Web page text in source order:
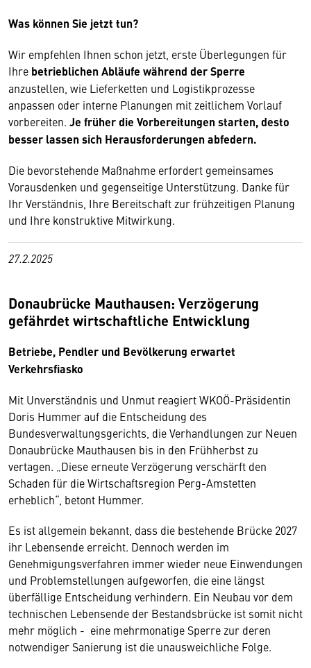
Was können Sie jetzt tun?
Wir empfehlen Ihnen schon jetzt, erste Überlegungen für
Ihre betrieblichen Abläufe während der Sperre
anzustellen, wie Lieferketten und Logistikprozesse
anpassen oder interne Planungen mit zeitlichem Vorlauf
vorbereiten. Je früher die Vorbereitungen starten, desto
besser lassen sich Herausforderungen abfedern.
Die bevorstehende Maßnahme erfordert gemeinsames
Vorausdenken und gegenseitige Unterstützung. Danke für
Ihr Verständnis, Ihre Bereitschaft zur frühzeitigen Planung
und Ihre konstruktive Mitwirkung.
27.2.2025
Donaubrücke Mauthausen: Verzögerung
gefährdet wirtschaftliche Entwicklung
Betriebe, Pendler und Bevölkerung erwartet
Verkehrsfiasko
Mit Unverständnis und Unmut reagiert WKOÖ-Präsidentin
Doris Hummer auf die Entscheidung des
Bundesverwaltungsgerichts, die Verhandlungen zur Neuen
Donaubrücke Mauthausen bis in den Frühherbst zu
vertagen. „Diese erneute Verzögerung verschärft den
Schaden für die Wirtschaftsregion Perg-Amstetten
erheblich“, betont Hummer.
Es ist allgemein bekannt, dass die bestehende Brücke 2027
ihr Lebensende erreicht. Dennoch werden im
Genehmigungsverfahren immer wieder neue Einwendungen
und Problemstellungen aufgeworfen, die eine längst
überfällige Entscheidung verhindern. Ein Neubau vor dem
technischen Lebensende der Bestandsbrücke ist somit nicht
mehr möglich - eine mehrmonatige Sperre zur deren
notwendiger Sanierung ist die unausweichliche Folge.